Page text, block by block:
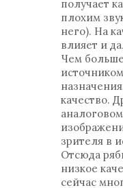
получает
плохим
него). На
влияет и
Чем
качество.
зрителя в
Отсюда
низкое
сейчас